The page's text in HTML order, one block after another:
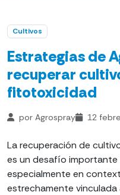
Cultivos
Estrategias de
recuperar
fitotoxicidad
por Agrospray 12
La recuperación de
es un desafío importante
especialmente en
estrechamente